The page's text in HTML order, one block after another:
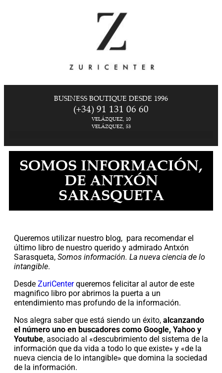
BUSINESS BOUTIQUE DESDE 1996
(+34) 91 131 06 60
VELÁZQUEZ, 10
VELÁZQUEZ, 53
SOMOS INFORMACIÓN,
DE ANTXÓN
SARASQUETA
Queremos utilizar nuestro blog, para recomendar el
último libro de nuestro querido y admirado Antxón
Sarasqueta, Somos información. La nueva ciencia de lo
intangible.
Desde ZuriCenterqueremos felicitar al autor de este
magnifico libro por abrirnos la puerta a un
entendimiento mas profundo de la información.
Nos alegra saber que está siendo un éxito, alcanzando
el número uno en buscadores como Google, Yahoo y
Youtube, asociado al «descubrimiento del sistema de la
información que da vida a todo lo que existe» y «de la
nueva ciencia de lo intangible» que domina la sociedad
de la información.